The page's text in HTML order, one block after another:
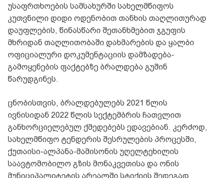
უსაფრთხოების სამსახურში სახელმწიფოს
კუთვნილი დიდი ოდენობით თანხის თაღლითურად
დაუფლების, წინასწარი შეთანხმებით ჯგუფის
მხრიდან თაღლითობაში დახმარების და ყალბი
ოფიციალური დოკუმენტაციის დამზადება-
გამოყენების ფაქტებზე ბრალდება გუშინ
წარუდგინეს.
ცნობისთვის, ბრალდებულებს 2021 წლის
ივნისიდან 2022 წლის სექტემბრის ჩათვლით
განხორციელებულ ქმედებებს ედავებიან. კერძოდ,
სახელმწიფო ტენდერის შესრულების პროცესში,
ქუთაისი-ალპანა-მამისონის უღელტეხილის
საავტომობილო გზის მონაკვეთისა და ონის
მუნიციპალიტეტის არეალში სტიქიის შედეგად